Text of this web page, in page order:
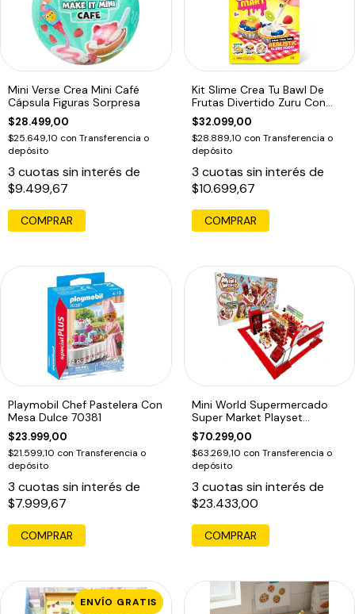
Mini Verse Crea Mini Café
Cápsula Figuras Sorpresa
$28.499,00
$25.649,10 con Transferencia o
depósito
3 cuotas sin interés de
$9.499,67
Kit Slime Crea Tu Bawl De
Frutas Divertido Zuru Con
Embalaje Adicional
$32.099,00
$28.889,10 con Transferencia o
depósito
3 cuotas sin interés de
$10.699,67
Playmobil Chef Pastelera Con
Mesa Dulce 70381
$23.999,00
$21.599,10 con Transferencia o
depósito
3 cuotas sin interés de
$7.999,67
Mini World Supermercado
Super Market Playset
Sorpresa
$70.299,00
$63.269,10 con Transferencia o
depósito
3 cuotas sin interés de
$23.433,00
ENVÍO GRATIS